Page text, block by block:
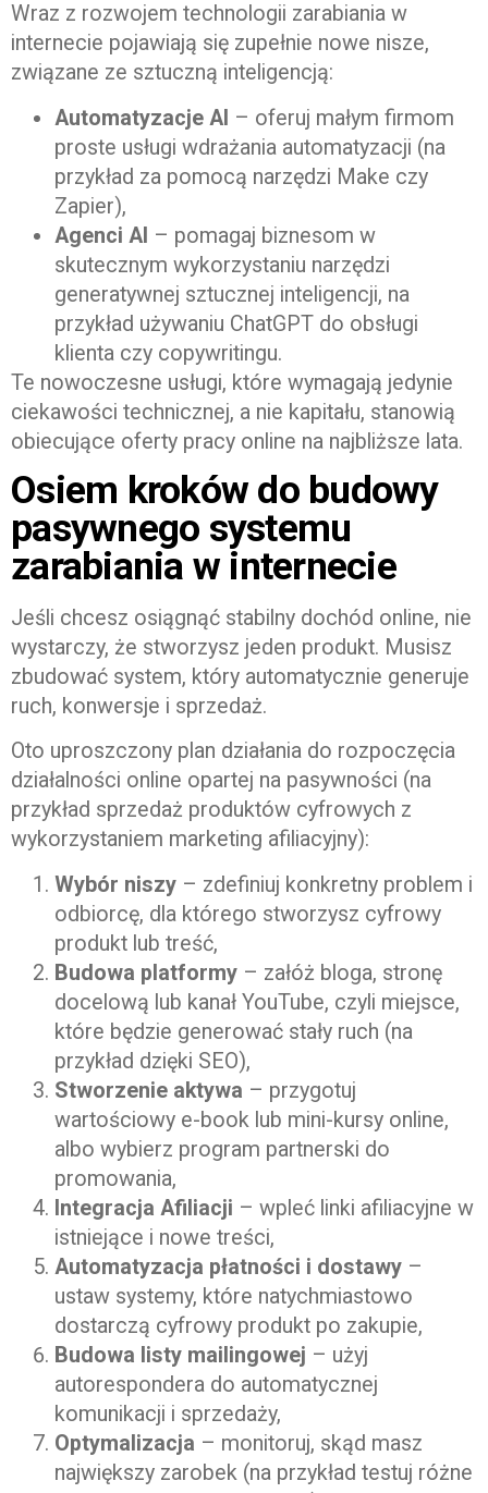
Wraz z rozwojem technologii zarabiania w
internecie pojawiają się zupełnie nowe nisze,
związane ze sztuczną inteligencją:
Automatyzacje AI – oferuj małym firmom
proste usługi wdrażania automatyzacji (na
przykład za pomocą narzędzi Make czy
Zapier),
Agenci AI – pomagaj biznesom w
skutecznym wykorzystaniu narzędzi
generatywnej sztucznej inteligencji, na
przykład używaniu ChatGPT do obsługi
klienta czy copywritingu.
Te nowoczesne usługi, które wymagają jedynie
ciekawości technicznej, a nie kapitału, stanowią
obiecujące oferty pracy online na najbliższe lata.
Osiem kroków do budowy
pasywnego systemu
zarabiania w internecie
Jeśli chcesz osiągnąć stabilny dochód online, nie
wystarczy, że stworzysz jeden produkt. Musisz
zbudować system, który automatycznie generuje
ruch, konwersje i sprzedaż.
Oto uproszczony plan działania do rozpoczęcia
działalności online opartej na pasywności (na
przykład sprzedaż produktów cyfrowych z
wykorzystaniem marketing afiliacyjny):
Wybór niszy – zdefiniuj konkretny problem i
odbiorcę, dla którego stworzysz cyfrowy
produkt lub treść,
Budowa platformy – załóż bloga, stronę
docelową lub kanał YouTube, czyli miejsce,
które będzie generować stały ruch (na
przykład dzięki SEO),
Stworzenie aktywa – przygotuj
wartościowy e-book lub mini-kursy online,
albo wybierz program partnerski do
promowania,
Integracja Afiliacji – wpleć linki afiliacyjne w
istniejące i nowe treści,
Automatyzacja płatności i dostawy –
ustaw systemy, które natychmiastowo
dostarczą cyfrowy produkt po zakupie,
Budowa listy mailingowej – użyj
autorespondera do automatycznej
komunikacji i sprzedaży,
Optymalizacja – monitoruj, skąd masz
największy zarobek (na przykład testuj różne